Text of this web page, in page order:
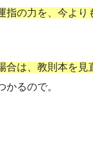
の力を、今より
は、教則本を見
るので。